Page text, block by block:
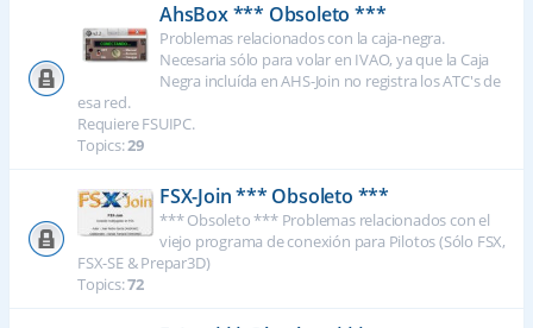
AhsBox *** Obsoleto ***
Problemas relacionados con la caja-negra.
Necesaria sólo para volar en IVAO, ya que la Caja
Negra incluída en AHS-Join no registra los ATC's de
esa red.
Requiere FSUIPC.
Topics:29
FSX-Join *** Obsoleto ***
*** Obsoleto *** Problemas relacionados con el
viejo programa de conexión para Pilotos (Sólo FSX,
FSX-SE & Prepar3D)
Topics:72